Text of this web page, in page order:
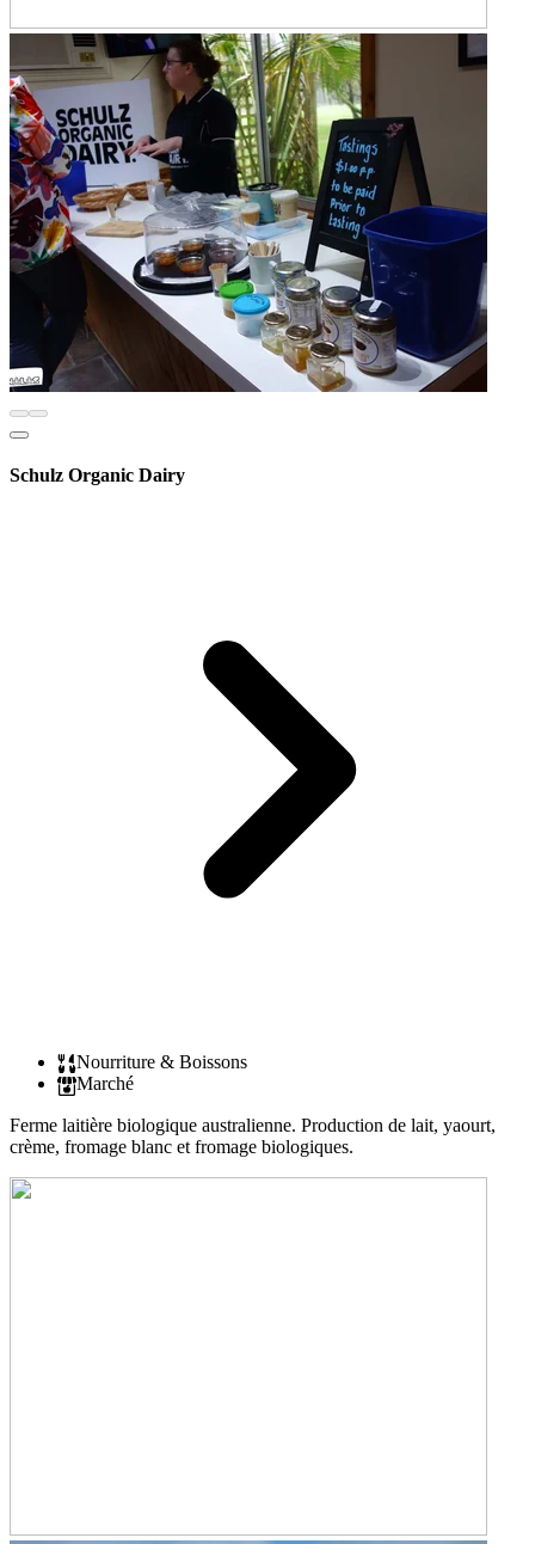
Schulz Organic Dairy
Nourriture & Boissons
Marché
Ferme laitière biologique australienne. Production de lait, yaourt,
crème, fromage blanc et fromage biologiques.